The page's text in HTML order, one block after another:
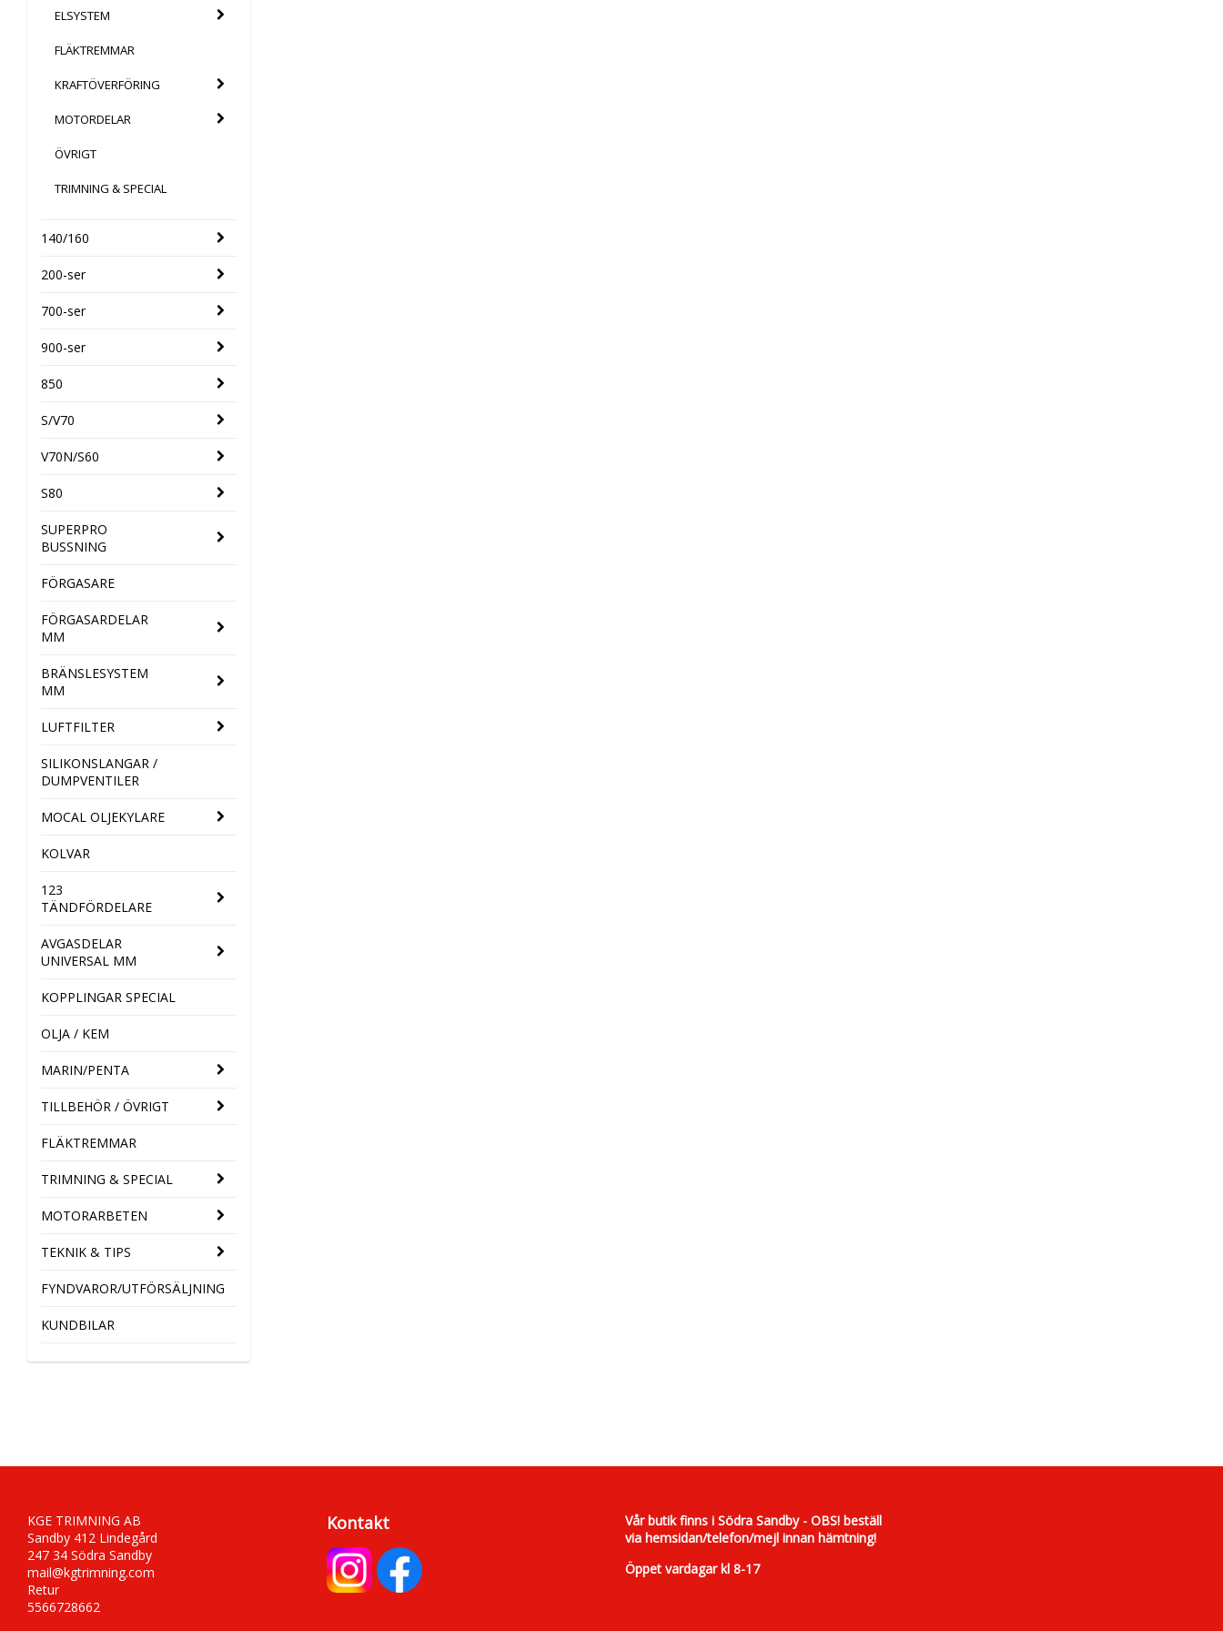
ELSYSTEM
FLÄKTREMMAR
KRAFTÖVERFÖRING
MOTORDELAR
ÖVRIGT
TRIMNING & SPECIAL
140/160
200-ser
700-ser
900-ser
850
S/V70
V70N/S60
S80
SUPERPRO
BUSSNING
FÖRGASARE
FÖRGASARDELAR
MM
BRÄNSLESYSTEM
MM
LUFTFILTER
SILIKONSLANGAR /
DUMPVENTILER
MOCAL OLJEKYLARE
KOLVAR
123
TÄNDFÖRDELARE
AVGASDELAR
UNIVERSAL MM
KOPPLINGAR SPECIAL
OLJA / KEM
MARIN/PENTA
TILLBEHÖR / ÖVRIGT
FLÄKTREMMAR
TRIMNING & SPECIAL
MOTORARBETEN
TEKNIK & TIPS
FYNDVAROR/UTFÖRSÄLJNING
KUNDBILAR
KGE TRIMNING AB
Sandby 412 Lindegård
247 34 Södra Sandby
mail@kgtrimning.com
Retur
5566728662
Kontakt
Vår butik finns i Södra Sandby - OBS! beställ
via hemsidan/telefon/mejl innan hämtning!
Öppet vardagar kl 8-17